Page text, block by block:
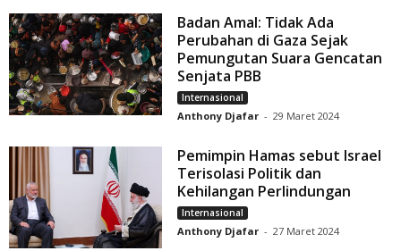
Badan Amal: Tidak Ada
Perubahan di Gaza Sejak
Pemungutan Suara Gencatan
Senjata PBB
Internasional
Anthony Djafar - 29 Maret 2024
Pemimpin Hamas sebut Israel
Terisolasi Politik dan
Kehilangan Perlindungan
Internasional
Anthony Djafar - 27 Maret 2024